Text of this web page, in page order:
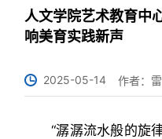
人文学院艺术教育中
响美育实践新声
2025-05-14 作者：
“潺潺流水般的旋